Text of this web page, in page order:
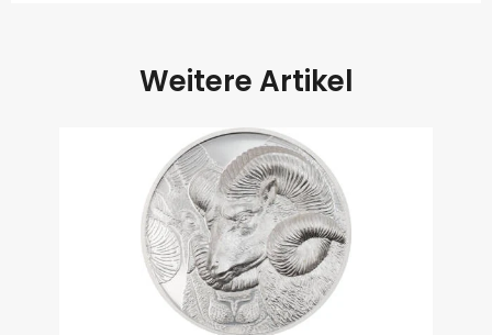
Weitere Artikel